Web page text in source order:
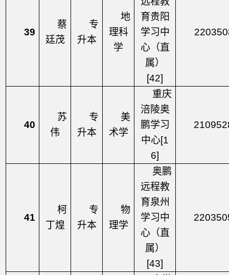
39
蔡
廷茂
专
升本
地
理科
学
育贵阳
学习中
心（直
属）
[42]
40
苏
伟
专
升本
美
术学
重庆
涪陵奥
鹏学习
中心[1
6]
41
柯
丁煌
专
升本
物
理学
奥鹏
远程教
育泉州
学习中
心（直
属）
[43]